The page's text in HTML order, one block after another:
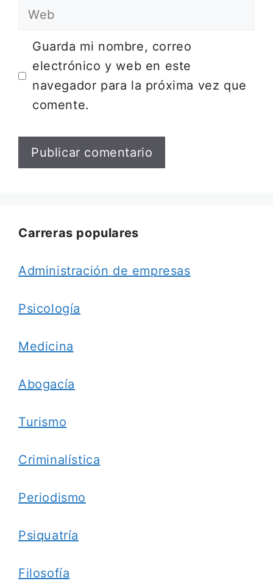
Web
Guarda mi nombre, correo
electrónico y web en este
navegador para la próxima vez que
comente.
Carreras populares
Administración de empresas
Psicología
Medicina
Abogacía
Turismo
Criminalística
Periodismo
Psiquatría
Filosofía